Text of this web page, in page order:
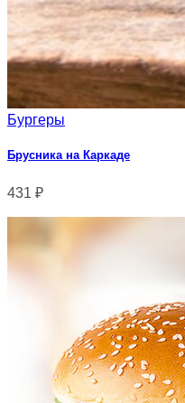
Бургеры
Брусника на Каркаде
431 ₽